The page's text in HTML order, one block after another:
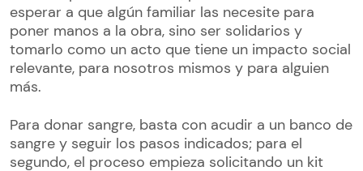
esperar a que algún familiar las necesite para
poner manos a la obra, sino ser solidarios y
tomarlo como un acto que tiene un impacto social
relevante, para nosotros mismos y para alguien
más.
Para donar sangre, basta con acudir a un banco de
sangre y seguir los pasos indicados; para el
segundo, el proceso empieza solicitando un kit